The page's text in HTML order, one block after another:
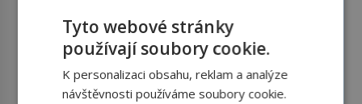
Tyto webové stránky
používají soubory cookie.
K personalizaci obsahu, reklam a analýze
návštěvnosti používáme soubory cookie.